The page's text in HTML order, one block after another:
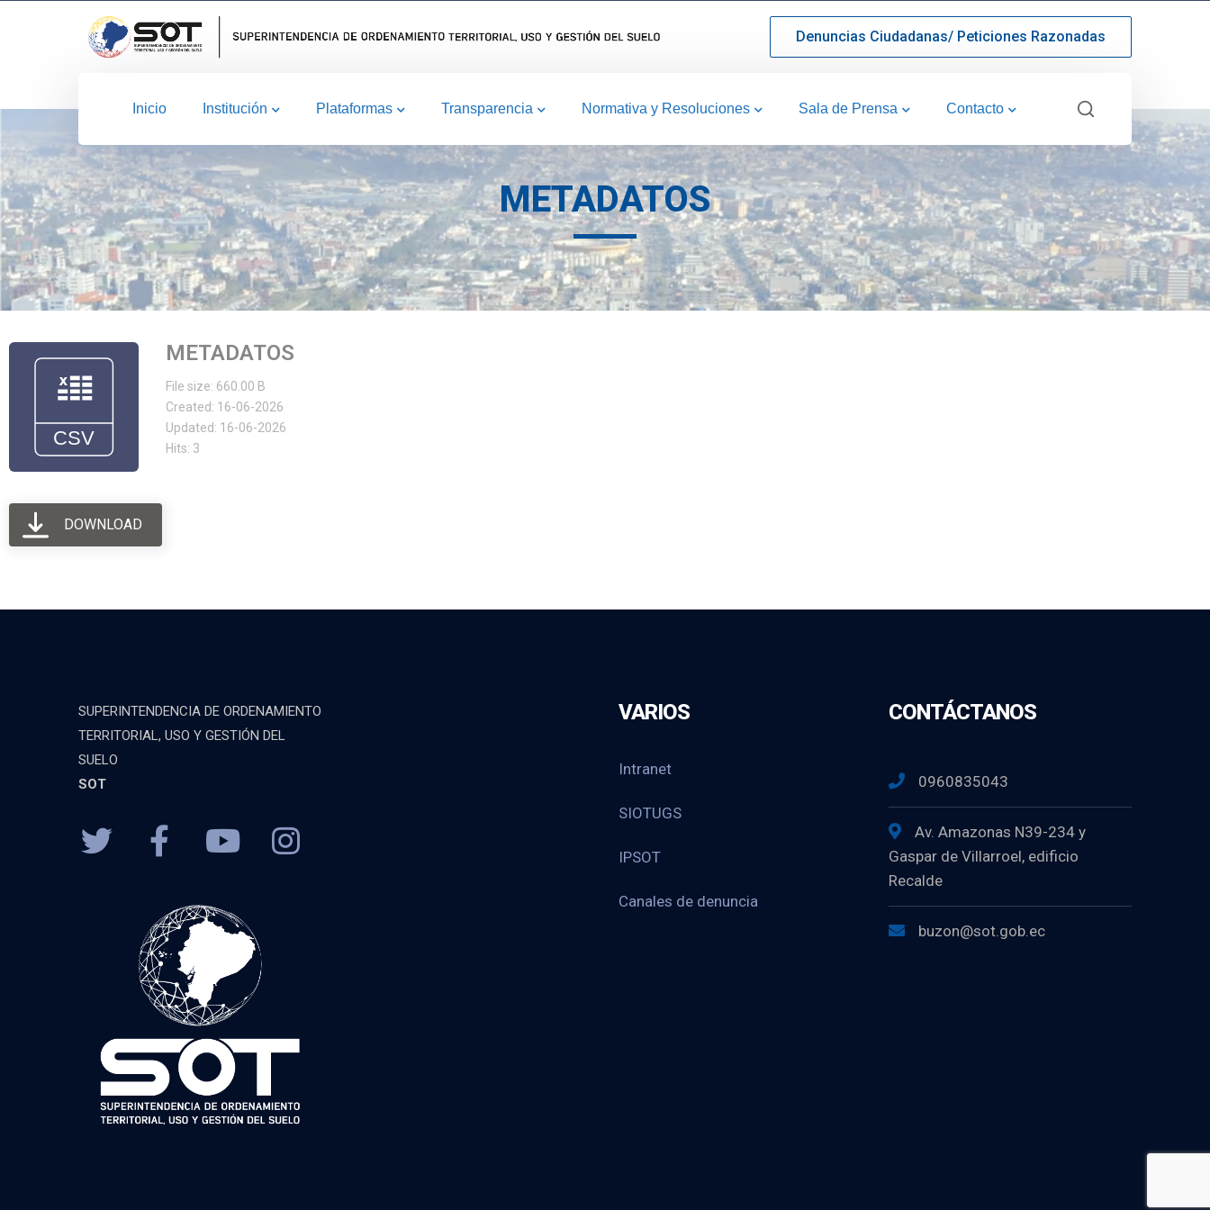
Denuncias Ciudadanas/ Peticiones Razonadas
Inicio Institución Plataformas Transparencia Normativa y Resoluciones Sala de Prensa Contacto
METADATOS
METADATOS
File size: 660.00 B
Created: 16-06-2026
Updated: 16-06-2026
Hits: 3
DOWNLOAD
SUPERINTENDENCIA DE ORDENAMIENTO
TERRITORIAL, USO Y GESTIÓN DEL
SUELO
SOT
VARIOS
Intranet
SIOTUGS
IPSOT
Canales de denuncia
CONTÁCTANOS
0960835043
Av. Amazonas N39-234 y
Gaspar de Villarroel, edificio
Recalde
buzon@sot.gob.ec